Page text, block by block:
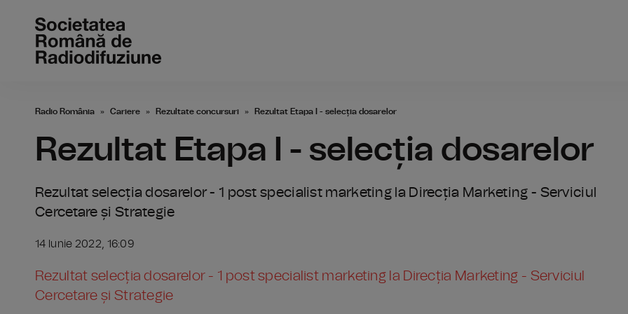
Radio România Cariere Rezultate concursuri Rezultat Etapa I - selecția dosarelor
Rezultat Etapa I - selecția dosarelor
Rezultat selecția dosarelor - 1 post specialist marketing la Direcția Marketing - Serviciul
Cercetare și Strategie
14 Iunie 2022, 16:09
Rezultat selecția dosarelor - 1 post specialist marketing la Direcția Marketing - Serviciul
Cercetare și Strategie